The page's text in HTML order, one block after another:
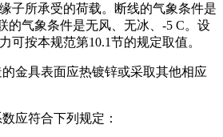
子所承受的荷载。断线的气象条件是
的气象条件是无风、无冰、-5 C。设
可按本规范第10.1节的规定取值。
金具表面应热镀锌或采取其他相应
应符合下列规定：